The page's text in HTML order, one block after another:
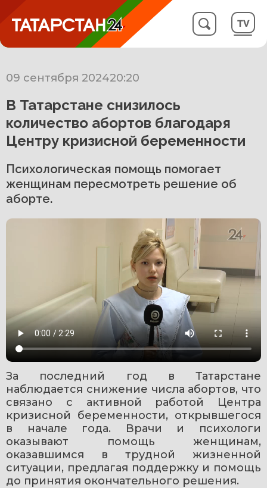
09 сентября 202420:20
В Татарстане снизилось
количество абортов благодаря
Центру кризисной беременности
Психологическая помощь помогает
женщинам пересмотреть решение об
аборте.
За последний год в Татарстане
наблюдается снижение числа абортов, что
связано с активной работой Центра
кризисной беременности, открывшегося
в начале года. Врачи и психологи
оказывают помощь женщинам,
оказавшимся в трудной жизненной
ситуации, предлагая поддержку и помощь
до принятия окончательного решения.